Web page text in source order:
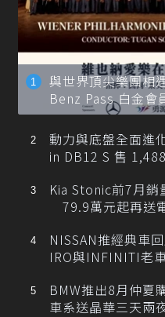
與世界頂尖樂團相
Benz Pass 白金會
也納愛樂
動力與底盤全面進
in DB12 S 售
Kia Stonic前7月銷
79.9萬元起再送
NISSAN推經典車
IRO與INFINITI老
BMW推出8月仲
車系送晶華三天兩